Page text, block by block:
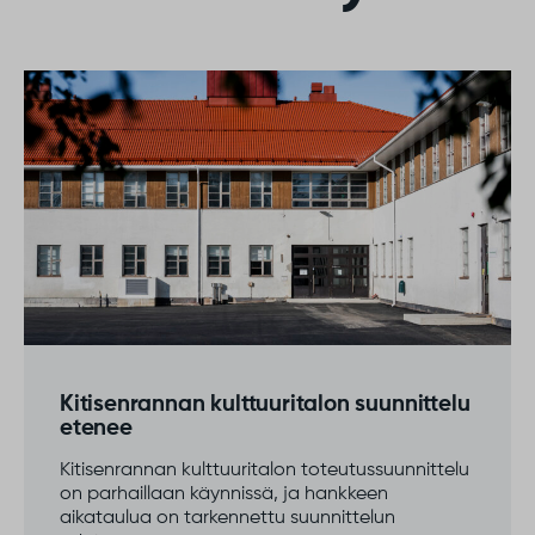
mie senki